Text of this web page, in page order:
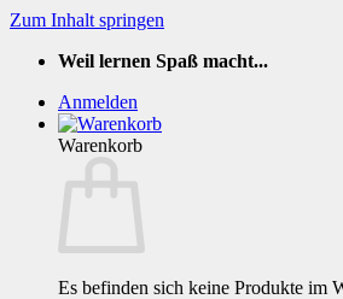
Zum Inhalt springen
Weil lernen Spaß macht...
Anmelden
Warenkorb
Es befinden sich keine Produkte im